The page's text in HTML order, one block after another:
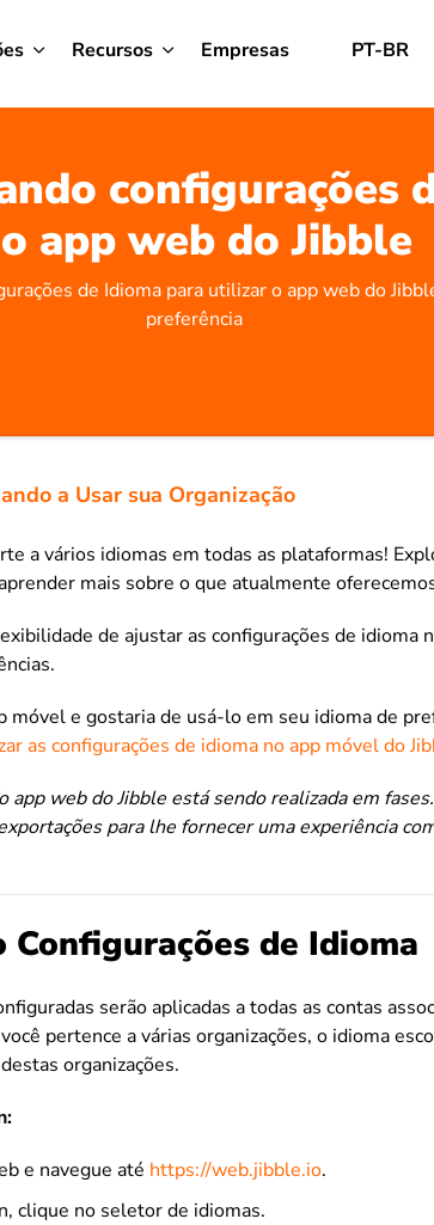
Recursos Empresas PT-BR
configurações
app web do Jibble
de Idioma para utilizar o app web do
preferência
a Usar sua Organização
a vários idiomas em todas as plataformas!
mais sobre o que atualmente
de ajustar as configurações de idioma
móvel e gostaria de usá-lo em seu idioma de
as configurações de idioma no app móvel do
app web do Jibble está sendo realizada em
para lhe fornecer uma experiência
Configurações de Idioma
serão aplicadas a todas as contas
pertence a várias organizações, o idioma
organizações.
e navegue até https://web.jibble.io.
clique no seletor de idiomas.